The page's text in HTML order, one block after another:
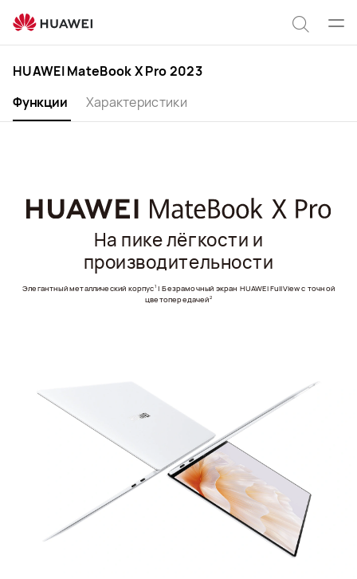
HUAWEI
MateBook
X
Pro
Поиск
HUAWEI MateBook X Pro 2023
Функции
Характеристики
На пике лёгкости и
производительности
Элегантный металлический корпус1| Безрамочный экран HUAWEI FullView с точной
цветопередачей2